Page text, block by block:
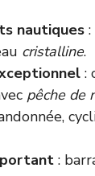
nautiques
cristalline.
:
pêche de
: